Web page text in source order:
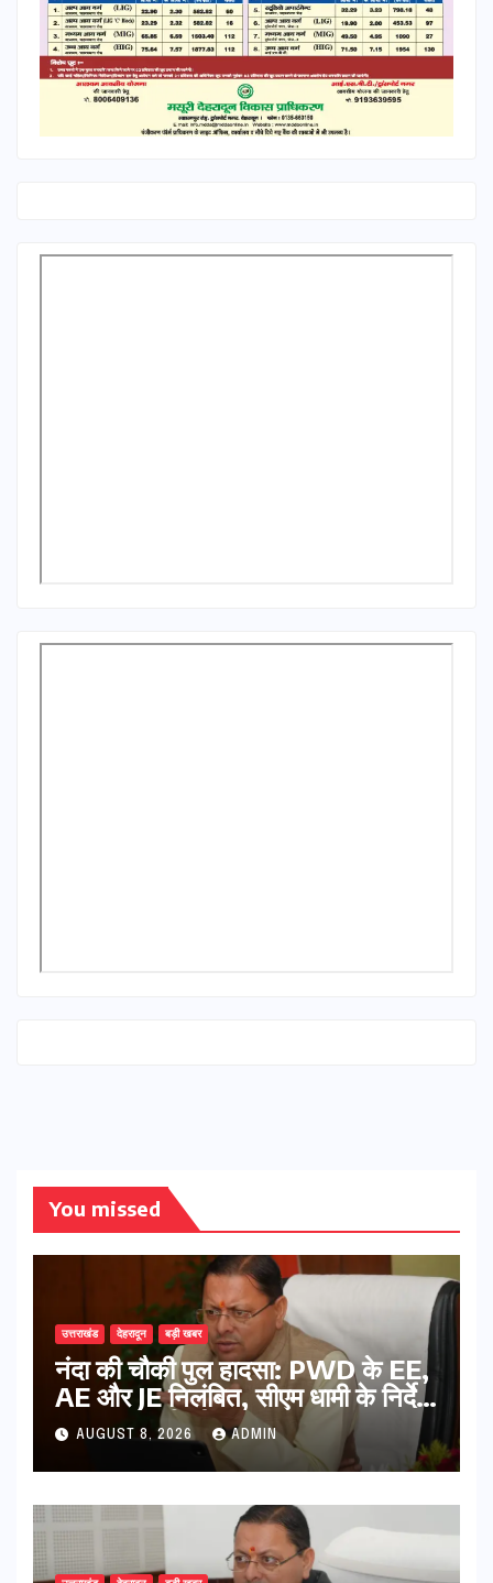
You missed
उत्तराखंड देहरादून बड़ी खबर
नंदा की चौकी पुल हादसा: PWD के EE,
AE और JE निलंबित, सीएम धामी के निर्देश
पर सख्त कार्रवाई
AUGUST 8, 2026 ADMIN